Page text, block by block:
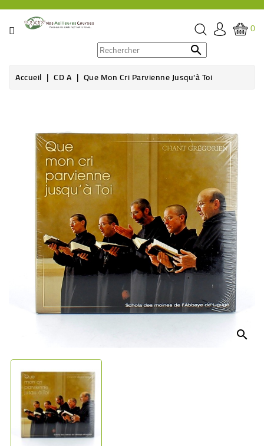
CATÉGORIE
ÉPICERIE
BOISSON
HYGIÈNE
SOINS
SANTÉ
CULTUREL
0

Accueil CD A Que Mon Cri Parvienne Jusqu'à Toi
search